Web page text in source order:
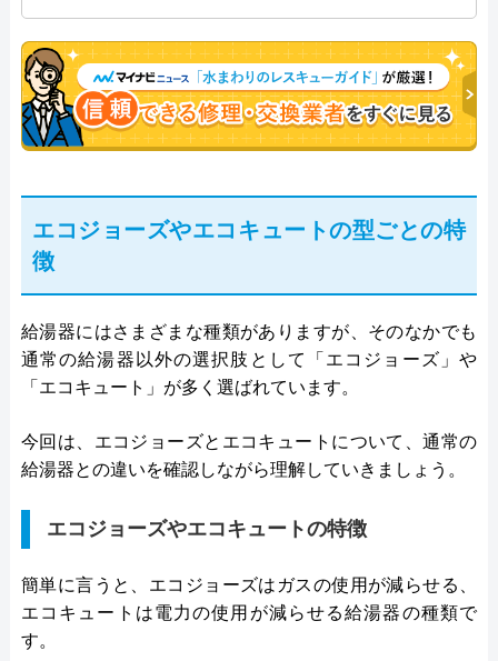
決。多くのお客様に信頼される「給湯器」のスペシ
ャリスト。
エコジョーズやエコキュートの型ごとの特
徴
給湯器にはさまざまな種類がありますが、そのなかでも
通常の給湯器以外の選択肢として「エコジョーズ」や
「エコキュート」が多く選ばれています。
今回は、エコジョーズとエコキュートについて、通常の
給湯器との違いを確認しながら理解していきましょう。
エコジョーズやエコキュートの特徴
簡単に言うと、エコジョーズはガスの使用が減らせる、
エコキュートは電力の使用が減らせる給湯器の種類で
す。